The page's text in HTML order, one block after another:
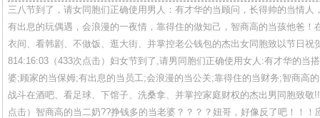
三八节到了，请女同胞们正确使用男人：有才华的当顾问，长得帅的当情人
有出息的玩偶遇，会浪漫的一夜情，靠得住的做知己，智商高的当孩他爸！
衣间、看韩剧、不做饭、逛大街、并掌控老公钱包的杰出女同胞致以节日祝
814:16:03（433次点击）妇女节到了,请男同胞们正确使用女人:有才华的当
婆;顾家的当保姆;有出息的当员工;会浪漫的当公关;靠得住的当财务;智商高
战斗在酒吧、看足球、下馆子、洗桑拿、并掌控家庭财权的杰出男同胞致敬
点击）智商高的当二奶??挣钱多的当老婆？？？？妞哥，好像反了吧！！